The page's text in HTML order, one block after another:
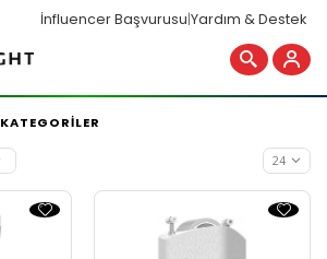
İnfluencer Başvurusu|Yardım & Destek
KATEGORİLER